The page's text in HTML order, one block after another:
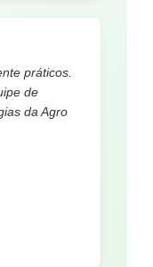
práticos.
de
da Agro